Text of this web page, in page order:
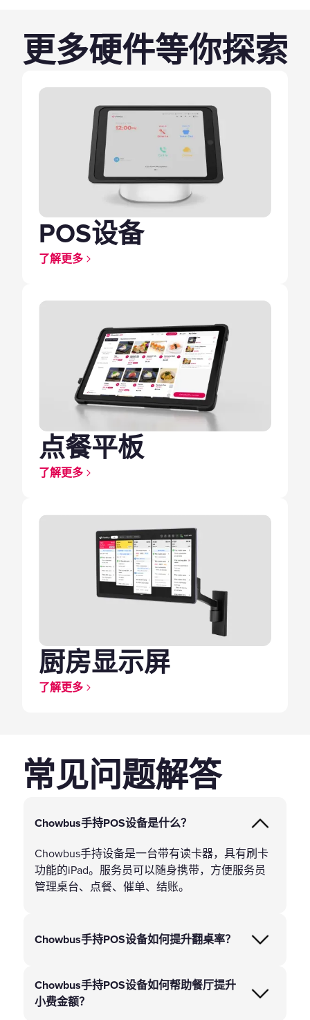
更多硬件等你探索
POS设备
了解更多
点餐平板
了解更多
厨房显示屏
了解更多
常见问题解答
Chowbus手持POS设备是什么？
Chowbus手持设备是一台带有读卡器，具有刷卡
功能的iPad。服务员可以随身携带，方便服务员
管理桌台、点餐、催单、结账。
Chowbus手持POS设备如何提升翻桌率？
Chowbus手持POS设备如何帮助餐厅提升
小费金额？